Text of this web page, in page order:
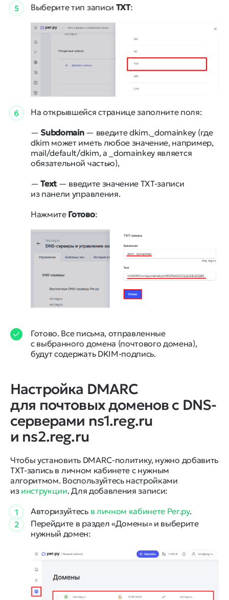
5 Выберите тип записи ТХТ:
6
На открывшейся странице заполните поля:
— Subdomain— введите dkim._domainkey (где
dkim может иметь любое значение, например,
mail/default/dkim, а _domainkey является
обязательной частью),
—Text — введите значение TXT-записи
из панели управления.
Нажмите Готово:
Готово. Все письма, отправленные
с выбранного домена (почтового домена),
будут содержать DKIM-подпись.
Настройка DMARC
для почтовых доменов с DNS-
серверами ns1.reg.ru
и ns2.reg.ru
Чтобы установить DMARC-политику, нужно добавить
TXT-запись в личном кабинете с нужным
алгоритмом. Воспользуйтесь настройками
из инструкции. Для добавления записи:
1 Авторизуйтесь в личном кабинете Рег.ру.
2
Перейдите в раздел «Домены» и выберите
нужный домен: